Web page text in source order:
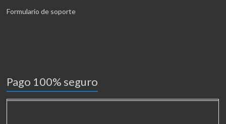
Formulario de soporte
Pago 100% seguro